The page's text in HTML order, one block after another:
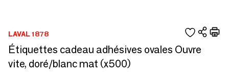
LAVAL 1878
Étiquettes cadeau adhésives ovales Ouvre
vite, doré/blanc mat (x500)